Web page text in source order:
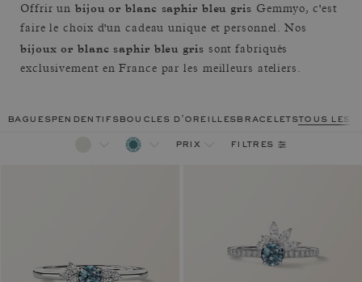
Offrir un bijou or blanc saphir bleu gris Gemmyo, c'est
faire le choix d'un cadeau unique et personnel. Nos
bijoux or blanc saphir bleu gris sont fabriqués
exclusivement en France par les meilleurs ateliers.
baguespendentifsboucles d'oreillesbraceletstous les
prix filtres